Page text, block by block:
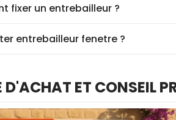
fixer un entrebailleur ?
entrebailleur fenetre ?
D'ACHAT ET CONSEIL